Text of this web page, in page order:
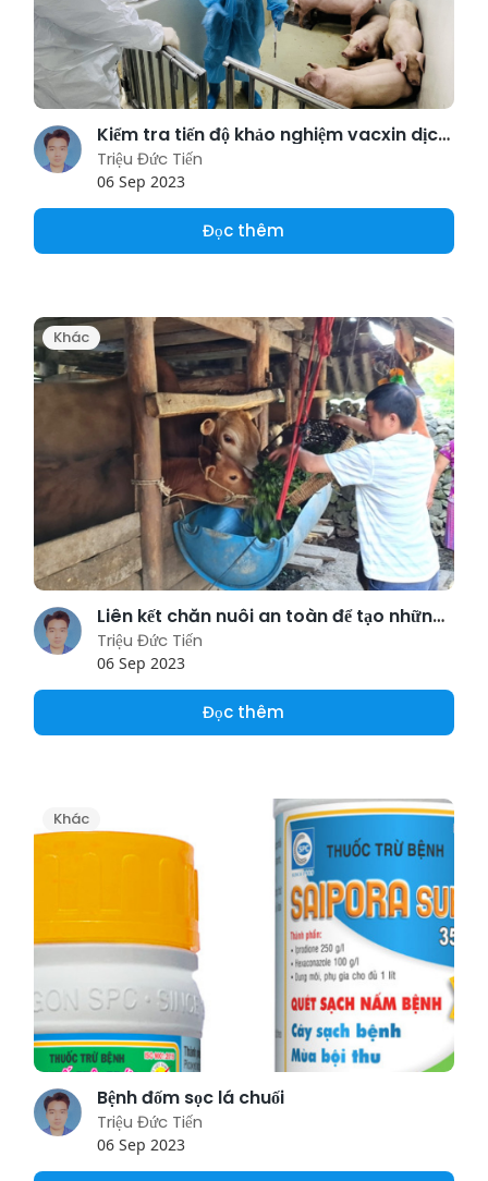
Kiểm tra tiến độ khảo nghiệm vacxin dịch tả lợn Châu Phi DACOVAC-ASF2
Triệu Đức Tiến
06 Sep 2023
Đọc thêm
Khác
Liên kết chăn nuôi an toàn để tạo những cú hích
Triệu Đức Tiến
06 Sep 2023
Đọc thêm
Khác
Bệnh đốm sọc lá chuối
Triệu Đức Tiến
06 Sep 2023